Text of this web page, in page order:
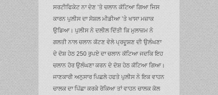
ਸਰਟੀਫਿਕੇਟ ਨਾ ਦੇਣ ’ਤੇ ਚਲਾਨ ਕੱਟਿਆ ਗਿਆ ਜਿਸ
ਕਾਰਨ ਪੁਲੀਸ ਦਾ ਸੋਸ਼ਲ ਮੀਡੀਆ ’ਤੇ ਖਾਸਾ ਮਜ਼ਾਕ
ਉਡਿਆ। ਪੁਲੀਸ ਨੇ ਦਲੀਲ ਦਿੱਤੀ ਕਿ ਮੁਲਾਜ਼ਮ ਨੇ
ਗਲਤੀ ਨਾਲ ਚਲਾਨ ਕੱਟਣ ਵੇਲੇ ਪ੍ਰਦੂਸ਼ਣ ਦੀ ਉਲੰਘਣਾ
ਦੇ ਦੋਸ਼ ਹੇਠ 250 ਰੁਪਏ ਦਾ ਚਲਾਨ ਕੱਟਿਆ ਜਦਕਿ ਇਹ
ਚਲਾਨ ਹੋਰ ਉਲੰਘਣਾ ਕਰਨ ਦੇ ਦੋਸ਼ ਹੇਠ ਕੱਟਿਆ ਗਿਆ।
ਜਾਣਕਾਰੀ ਅਨੁਸਾਰ ਪਿਛਲੇ ਹਫਤੇ ਪੁਲੀਸ ਨੇ ਇਕ ਵਾਹਨ
ਚਾਲਕ ਦਾ ਪਿੱਛਾ ਕਰਕੇ ਰੋਕਿਆ ਤਾਂ ਵਾਹਨ ਚਾਲਕ ਕੋਲ